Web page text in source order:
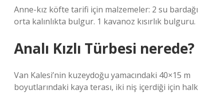
Anne-kız köfte tarifi için malzemeler: 2 su bardağı
orta kalınlıkta bulgur. 1 kavanoz kısırlık bulguru.
Analı Kızlı Türbesi nerede?
Van Kalesi’nin kuzeydoğu yamacındaki 40×15 m
boyutlarındaki kaya terası, iki niş içerdiği için halk